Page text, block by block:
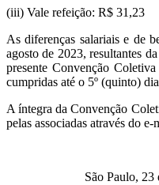
(iii) Vale refeição: R$ 31,23
As diferenças salariais e de
agosto de 2023, resultantes
presente Convenção
cumpridas até o 5º (quinto)
A íntegra da Convenção
pelas associadas através do e-
São Paulo, 23